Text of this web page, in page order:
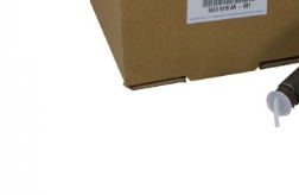
菲亚特原厂杜卡托